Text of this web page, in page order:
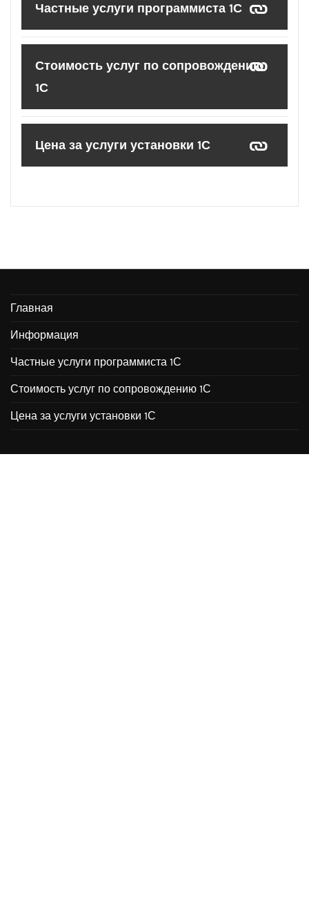
Частные услуги программиста 1С
Стоимость услуг по сопровождению
1С
Цена за услуги установки 1С
Главная
Информация
Частные услуги программиста 1С
Стоимость услуг по сопровождению 1С
Цена за услуги установки 1С